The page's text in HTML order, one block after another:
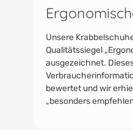
Unsere
Qualitätssiegel
ausgezeichnet.
bewertet und wir
„besonders